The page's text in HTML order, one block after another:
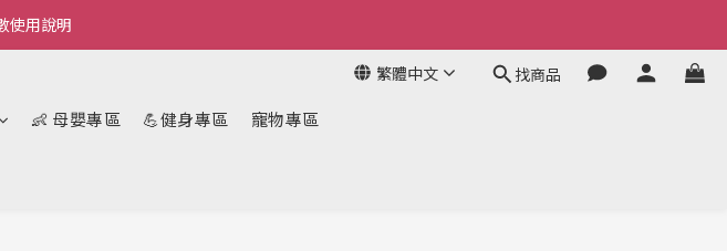
生活~
使用說明
繁體中文 找商品
👶 母嬰專區 💪健身專區
寵物專區